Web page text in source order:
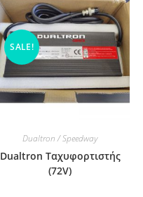
SALE!
Dualtron / Speedway
Dualtron Ταχυφορτιστής
(72V)